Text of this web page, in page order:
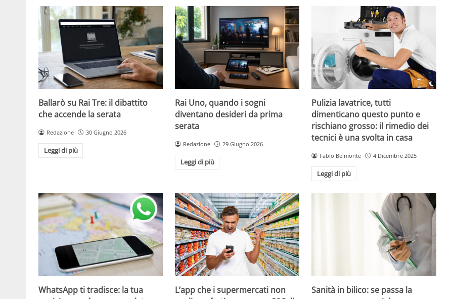
Ballarò su Rai Tre: il dibattito
che accende la serata
Redazione 30 Giugno 2026
Leggi di più
Rai Uno, quando i sogni
diventano desideri da prima
serata
Redazione 29 Giugno 2026
Leggi di più
Pulizia lavatrice, tutti
dimenticano questo punto e
rischiano grosso: il rimedio dei
tecnici è una svolta in casa
Fabio Belmonte 4 Dicembre 2025
Leggi di più
WhatsApp ti tradisce: la tua
L’app che i supermercati non
Sanità in bilico: se passa la